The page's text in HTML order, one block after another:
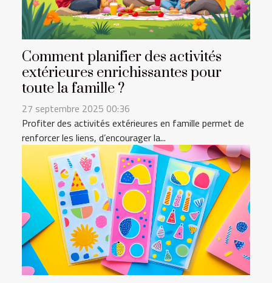
Comment planifier des activités
extérieures enrichissantes pour
toute la famille ?
27 septembre 2025 00:36
Profiter des activités extérieures en famille permet de
renforcer les liens, d’encourager la...